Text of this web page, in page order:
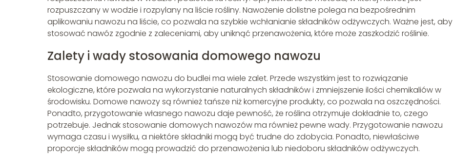
rozpuszczany w wodzie i rozpylany na liście rośliny. Nawożenie dolistne polega na bezpośrednim
aplikowaniu nawozu na liście, co pozwala na szybkie wchłanianie składników odżywczych. Ważne jest, aby
stosować nawóz zgodnie z zaleceniami, aby uniknąć przenawożenia, które może zaszkodzić roślinie.
Zalety i wady stosowania domowego nawozu
Stosowanie domowego nawozu do budlei ma wiele zalet. Przede wszystkim jest to rozwiązanie
ekologiczne, które pozwala na wykorzystanie naturalnych składników i zmniejszenie ilości chemikaliów w
środowisku. Domowe nawozy są również tańsze niż komercyjne produkty, co pozwala na oszczędności.
Ponadto, przygotowanie własnego nawozu daje pewność, że roślina otrzymuje dokładnie to, czego
potrzebuje. Jednak stosowanie domowych nawozów ma również pewne wady. Przygotowanie nawozu
wymaga czasu i wysiłku, a niektóre składniki mogą być trudne do zdobycia. Ponadto, niewłaściwe
proporcje składników mogą prowadzić do przenawożenia lub niedoboru składników odżywczych.